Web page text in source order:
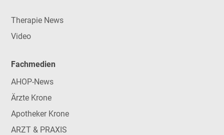
Therapie News
Video
Fachmedien
AHOP-News
Ärzte Krone
Apotheker Krone
ARZT & PRAXIS